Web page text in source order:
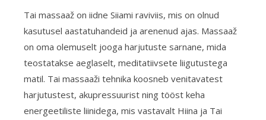
Tai massaaž on iidne Siiami raviviis, mis on olnud
kasutusel aastatuhandeid ja arenenud ajas. Massaaž
on oma olemuselt jooga harjutuste sarnane, mida
teostatakse aeglaselt, meditatiivsete liigutustega
matil. Tai massaaži tehnika koosneb venitavatest
harjutustest, akupressuurist ning tööst keha
energeetiliste liinidega, mis vastavalt Hiina ja Tai